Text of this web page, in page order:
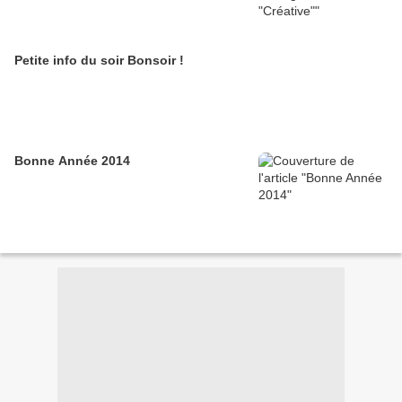
Petite info du soir Bonsoir !
Bonne Année 2014